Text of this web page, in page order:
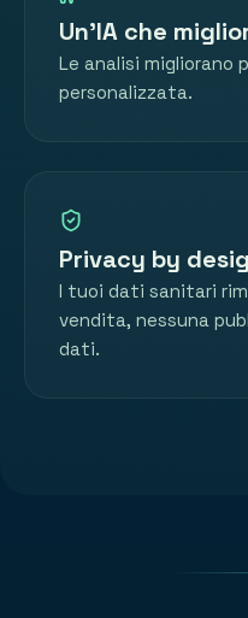
Un'IA che
Le analisi migliorano
personalizzata.
Privacy by
I tuoi dati sanitari
vendita, nessuna
dati.